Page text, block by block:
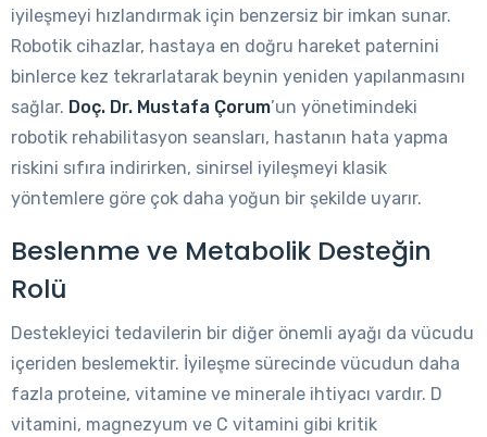
iyileşmeyi hızlandırmak için benzersiz bir imkan sunar.
Robotik cihazlar, hastaya en doğru hareket paternini
binlerce kez tekrarlatarak beynin yeniden yapılanmasını
sağlar. Doç. Dr. Mustafa Çorum’un yönetimindeki
robotik rehabilitasyon seansları, hastanın hata yapma
riskini sıfıra indirirken, sinirsel iyileşmeyi klasik
yöntemlere göre çok daha yoğun bir şekilde uyarır.
Beslenme ve Metabolik Desteğin
Rolü
Destekleyici tedavilerin bir diğer önemli ayağı da vücudu
içeriden beslemektir. İyileşme sürecinde vücudun daha
fazla proteine, vitamine ve minerale ihtiyacı vardır. D
vitamini, magnezyum ve C vitamini gibi kritik